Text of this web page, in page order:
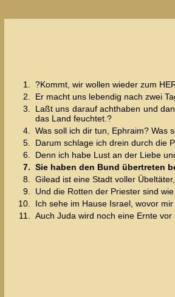
1.
?Kommt, wir wollen wieder zum
2.
Er macht uns lebendig nach zwei
3.
Laßt uns darauf achthaben und
das Land feuchtet.?
4.
Was soll ich dir tun, Ephraim? Was
5.
Darum schlage ich drein durch die
6.
Denn ich habe Lust an der Liebe
7. Sie haben den Bund übertreten
8.
Gilead ist eine Stadt voller
9.
Und die Rotten der Priester sind
10.
Ich sehe im Hause Israel, wovor
11.
Auch Juda wird noch eine Ernte vor